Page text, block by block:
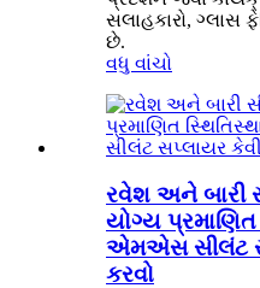
સલાહકારો, ગ્લાસ
છે.
વધુ વાંચો
રવેશ અને બારી
યોગ્ય પ્રમાણિત
એમએસ સીલંટ
કરવો